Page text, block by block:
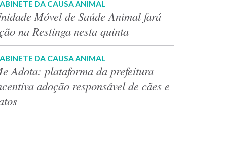
DA CAUSA ANIMAL
Móvel de Saúde Animal fará
na Restinga nesta quinta
DA CAUSA ANIMAL
Adota: plataforma da prefeitura
adoção responsável de cães e